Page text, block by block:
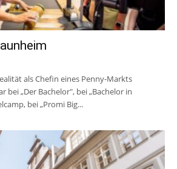
als Chefin eines Penny-Markts
bei „Der Bachelor", bei „Bachelor in
bei „Promi Big...